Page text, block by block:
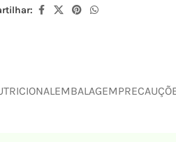
EMBALAGEM